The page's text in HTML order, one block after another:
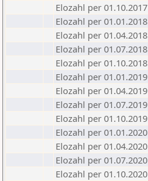
Elozahl per 01.10.2017
Elozahl per 01.01.2018
Elozahl per 01.04.2018
Elozahl per 01.07.2018
Elozahl per 01.10.2018
Elozahl per 01.01.2019
Elozahl per 01.04.2019
Elozahl per 01.07.2019
Elozahl per 01.10.2019
Elozahl per 01.01.2020
Elozahl per 01.04.2020
Elozahl per 01.07.2020
Elozahl per 01.10.2020